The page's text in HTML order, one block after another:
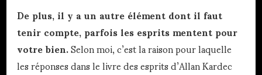
De plus, il y a un autre élément dont il faut
tenir compte, parfois les esprits mentent pour
votre bien.Selon moi, c’est la raison pour laquelle
les réponses dans le livre des esprits d’Allan Kardec